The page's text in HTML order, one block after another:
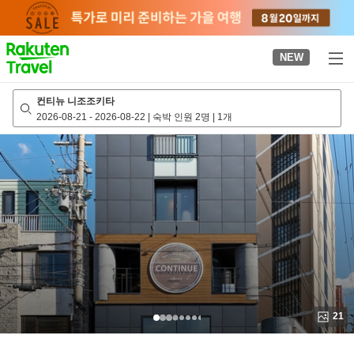
page
NEW
컨티뉴 니조조키타
2026-08-21 - 2026-08-22 | 숙박 인원 2명 | 1개
21